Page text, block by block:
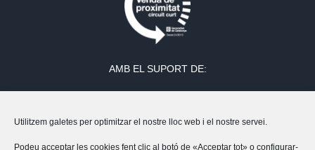
Utilitzem galetes per optimitzar el nostre lloc web i el nostre servei.
Podeu acceptar les cookies fent clic al botó de «Acceptar tot» o configurar-
AMB EL SUPORT DE: